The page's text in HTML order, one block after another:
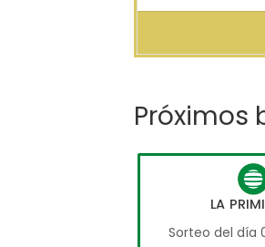
Próximos
LA
Sorteo del día